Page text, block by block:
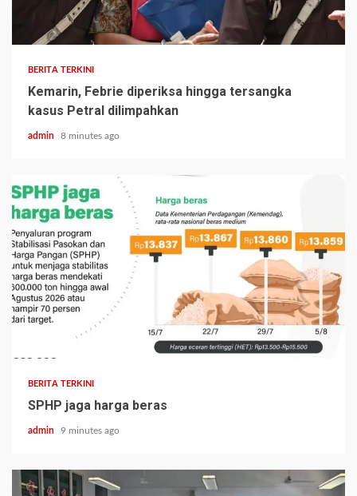
BERITA TERKINI
Kemarin, Febrie diperiksa hingga tersangka
kasus Petral dilimpahkan
admin 8 minutes ago
BERITA TERKINI
SPHP jaga harga beras
admin 9 minutes ago